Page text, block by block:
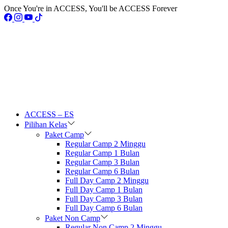
Once You're in ACCESS, You'll be ACCESS Forever
ACCESS – ES
Pilihan Kelas
Paket Camp
Regular Camp 2 Minggu
Regular Camp 1 Bulan
Regular Camp 3 Bulan
Regular Camp 6 Bulan
Full Day Camp 2 Minggu
Full Day Camp 1 Bulan
Full Day Camp 3 Bulan
Full Day Camp 6 Bulan
Paket Non Camp